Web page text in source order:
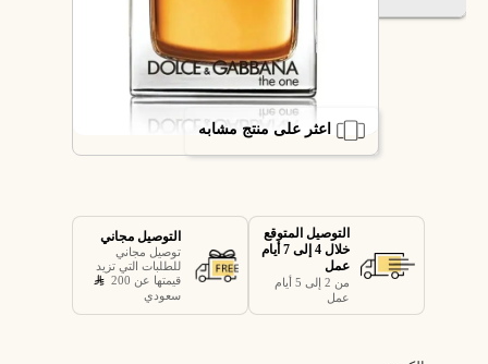
اعثر على منتج مشابه
التوصيل المتوقع
خلال 4 إلى 7 أيام
عمل
من 2 إلى 5 أيام
عمل
التوصيل مجاني
توصيل مجاني
للطلبات التي تزيد
قيمتها عن 200
سعودي